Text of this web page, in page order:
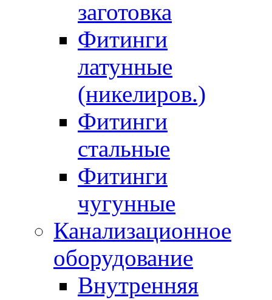
заготовка
Фитинги
латунные
(никелиров.)
Фитинги
стальные
Фитинги
чугунные
Канализационное
оборудование
Внутренняя